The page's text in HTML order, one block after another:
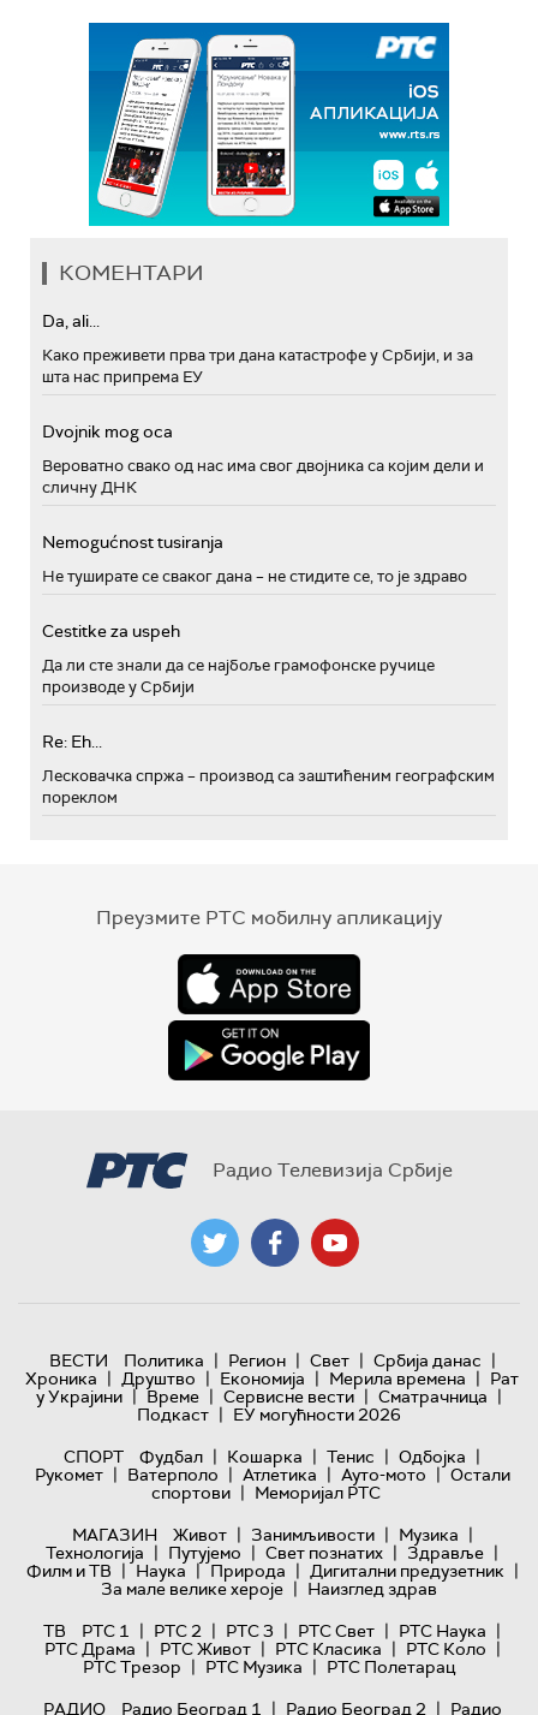
КОМЕНТАРИ
Da, ali...
Како преживети прва три дана катастрофе у Србији, и за
шта нас припрема ЕУ
Dvojnik mog oca
Вероватно свако од нас има свог двојника са којим дели и
сличну ДНК
Nemogućnost tusiranja
Не туширате се сваког дана – не стидите се, то је здраво
Cestitke za uspeh
Да ли сте знали да се најбоље грамофонске ручице
производе у Србији
Re: Eh...
Лесковачка спржа – производ са заштићеним географским
пореклом
Преузмите РТС мобилну апликацију
Радио Телевизија Србије
ВЕСТИ Политика | Регион | Свет | Србија данас |
Хроника | Друштво | Економија | Мерила времена | Рат
у Украјини | Време | Сервисне вести | Сматрачница |
Подкаст | ЕУ могућности 2026
СПОРТ
Фудбал | Кошарка | Тенис | Одбојка |
Рукомет | Ватерполо | Атлетика | Ауто-мото | Остали
спортови | Меморијал РТС
МАГАЗИН
Живот | Занимљивости | Музика |
Технологијa | Путујемо | Свет познатих | Здравље |
Филм и ТВ | Наука | Природа | Дигитални предузетник |
За мале велике хероје | Наизглед здрав
ТВ
РТС 1 | РТС 2 | РТС 3 | РТС Свет | РТС Наука |
РТС Драма | РТС Живот | РТС Класика | РТС Коло |
РТС Трезор | РТС Музика | РТС Полетарац
РАДИО
Радио Београд 1 | Радио Београд 2 | Радио